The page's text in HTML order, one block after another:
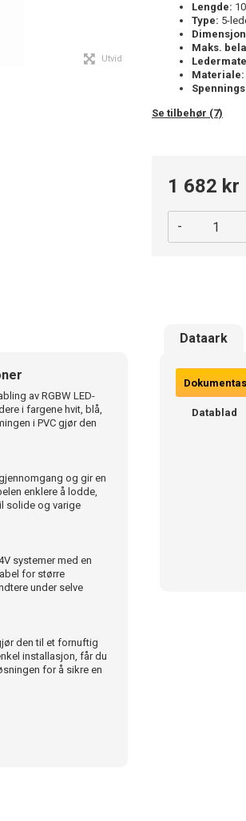
Utvid
Lengde:
Type: 5-
Maks.
Materiale:
Se tilbehør (7)
1 682 kr
-
Dataark
av RGBW LED-
i fargene hvit, blå,
i PVC gjør den
og gir en
enklere å lodde,
solide og varige
systemer med en
for større
under selve
den til et fornuftig
installasjon, får du
for å sikre en
Datablad